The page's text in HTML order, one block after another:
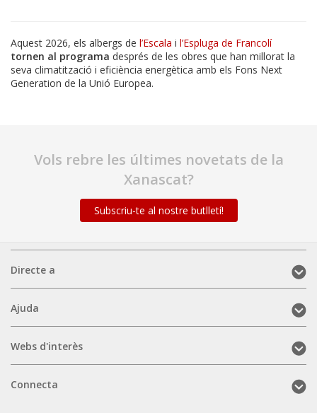
Aquest 2026, els albergs de l’Escala i l’Espluga de Francolí
tornen al programa després de les obres que han millorat la
seva climatització i eficiència energètica amb els Fons Next
Generation de la Unió Europea.
Vols rebre les últimes novetats de la
Xanascat?
Subscriu-te al nostre butlletí!
Directe
a
Directe a
Ajuda
(mobile)
Ajuda
Webs
d'interès
Webs d'interès
Connecta
Connecta